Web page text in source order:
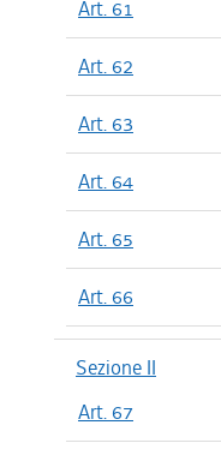
Art. 61
Art. 62
Art. 63
Art. 64
Art. 65
Art. 66
Sezione II
Art. 67